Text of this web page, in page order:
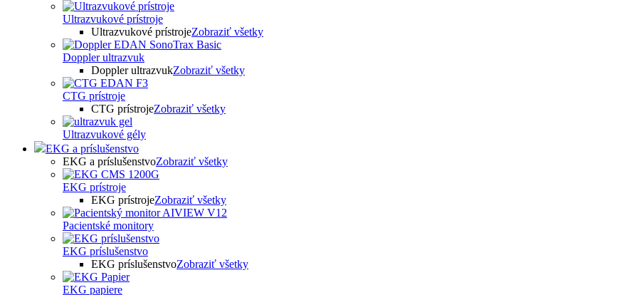
Ultrazvukové prístroje
Ultrazvukové prístrojeZobraziť všetky
Doppler ultrazvuk
Doppler ultrazvukZobraziť všetky
CTG prístroje
CTG prístrojeZobraziť všetky
Ultrazvukové gély
EKG a príslušenstvo
EKG a príslušenstvoZobraziť všetky
EKG prístroje
EKG prístrojeZobraziť všetky
Pacientské monitory
EKG príslušenstvo
EKG príslušenstvoZobraziť všetky
EKG papiere